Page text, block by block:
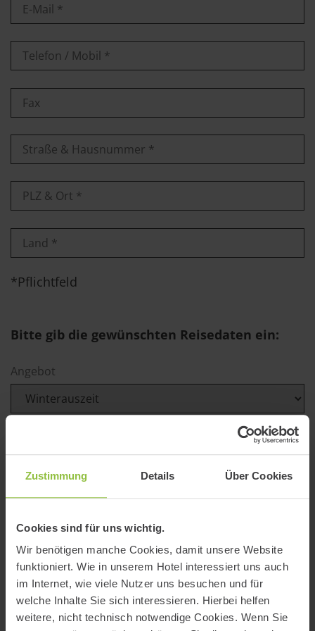
Zustimmung Details Über Cookies
Cookies sind für uns wichtig.
Wir benötigen manche Cookies, damit unsere Website
funktioniert. Wie in unserem Hotel interessiert uns auch
im Internet, wie viele Nutzer uns besuchen und für
welche Inhalte Sie sich interessieren. Hierbei helfen
weitere, nicht technisch notwendige Cookies. Wenn Sie
*Pflichtfeld
Bitte gib die gewünschten Reisedaten ein:
Angebot